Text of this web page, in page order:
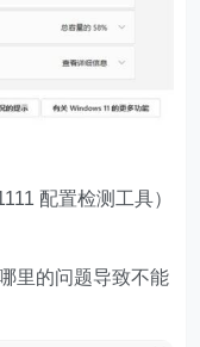
配置检测工具）
里的问题导致不能